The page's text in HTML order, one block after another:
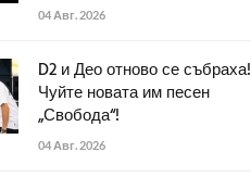
04 Авг. 2026
D2 и Део отново се събраха!
Чуйте новата им песен
„Свобода“!
04 Авг. 2026